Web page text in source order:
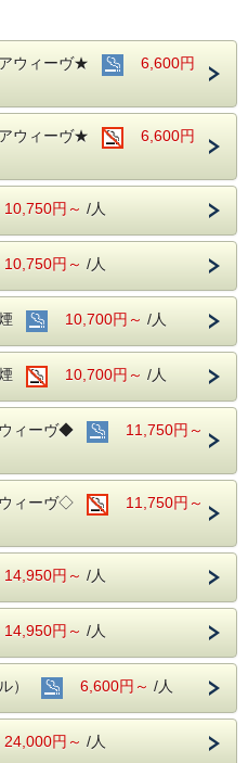
ト接続完備 ◎Ｗｉ－Ｆｉ接続無料◎
ウィーヴ★
6,600円
ウィーヴ★
6,600円
10,750円～ /人
10,750円～ /人
10,700円～ /人
10,700円～ /人
ィーヴ◆
11,750円～
ィーヴ◇
11,750円～
14,950円～ /人
14,950円～ /人
） 6,600円～ /人
24,000円～ /人